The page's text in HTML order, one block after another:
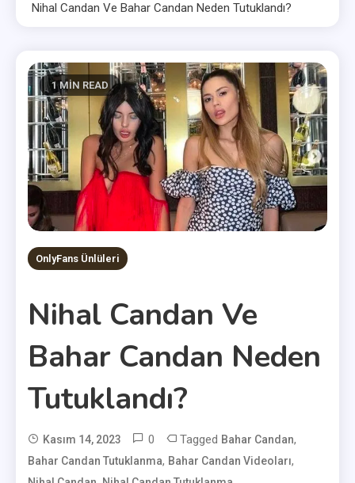
Nihal Candan Ve Bahar Candan Neden Tutuklandı?
1 MIN READ
OnlyFans Ünlüleri
Nihal Candan Ve
Bahar Candan Neden
Tutuklandı?
Kasım 14, 2023
User
0 Tagged Bahar Candan,
Bahar Candan Tutuklanma, Bahar Candan Videoları,